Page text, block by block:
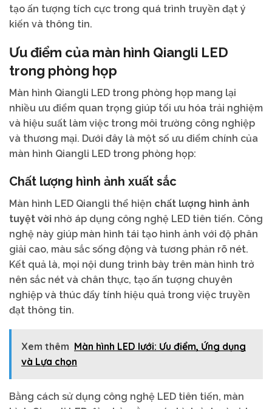
tạo ấn tượng tích cực trong quá trình truyền đạt ý
kiến và thông tin.
Ưu điểm của màn hình Qiangli LED
trong phòng họp
Màn hình Qiangli LED trong phòng họp mang lại
nhiều ưu điểm quan trọng giúp tối ưu hóa trải nghiệm
và hiệu suất làm việc trong môi trường công nghiệp
và thương mại. Dưới đây là một số ưu điểm chính của
màn hình Qiangli LED trong phòng họp:
Chất lượng hình ảnh xuất sắc
Màn hình LED Qiangli thể hiện chất lượng hình ảnh
tuyệt vời nhờ áp dụng công nghệ LED tiên tiến. Công
nghệ này giúp màn hình tái tạo hình ảnh với độ phân
giải cao, màu sắc sống động và tương phản rõ nét.
Kết quả là, mọi nội dung trình bày trên màn hình trở
nên sắc nét và chân thực, tạo ấn tượng chuyên
nghiệp và thúc đẩy tính hiệu quả trong việc truyền
đạt thông tin.
Xem thêm Màn hình LED lưới: Ưu điểm, Ứng dụng
và Lựa chọn
Bằng cách sử dụng công nghệ LED tiên tiến, màn